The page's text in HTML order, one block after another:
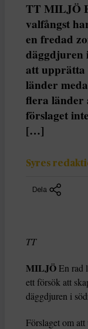
TT MILJÖ
valfångst
en fredad
däggdjuren
att upprätta
länder
flera länder
förslaget
[…]
Syres
Dela
TT
MILJÖEn rad
ett försök att
däggdjuren i
Förslaget om